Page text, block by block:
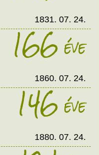
1831. 07. 24.
166éve
1860. 07. 24.
146éve
1880. 07. 24.